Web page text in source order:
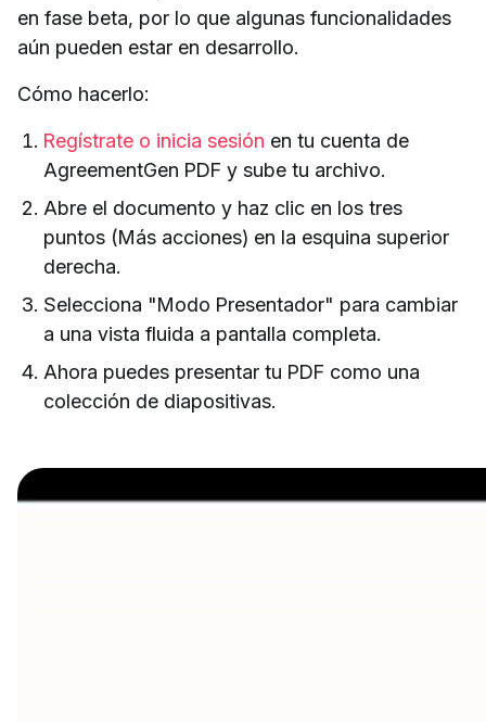
en fase beta, por lo que algunas funcionalidades
aún pueden estar en desarrollo.
Cómo hacerlo:
Regístrate o inicia sesión en tu cuenta de
AgreementGen PDF y sube tu archivo.
Abre el documento y haz clic en los tres
puntos (Más acciones) en la esquina superior
derecha.
Selecciona "Modo Presentador" para cambiar
a una vista fluida a pantalla completa.
Ahora puedes presentar tu PDF como una
colección de diapositivas.